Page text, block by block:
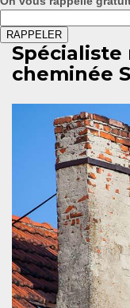
Spécialiste
cheminée